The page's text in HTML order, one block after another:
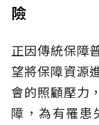
險
正因傳統保障
望將保障資源
會的照顧壓力
障，為有罹患